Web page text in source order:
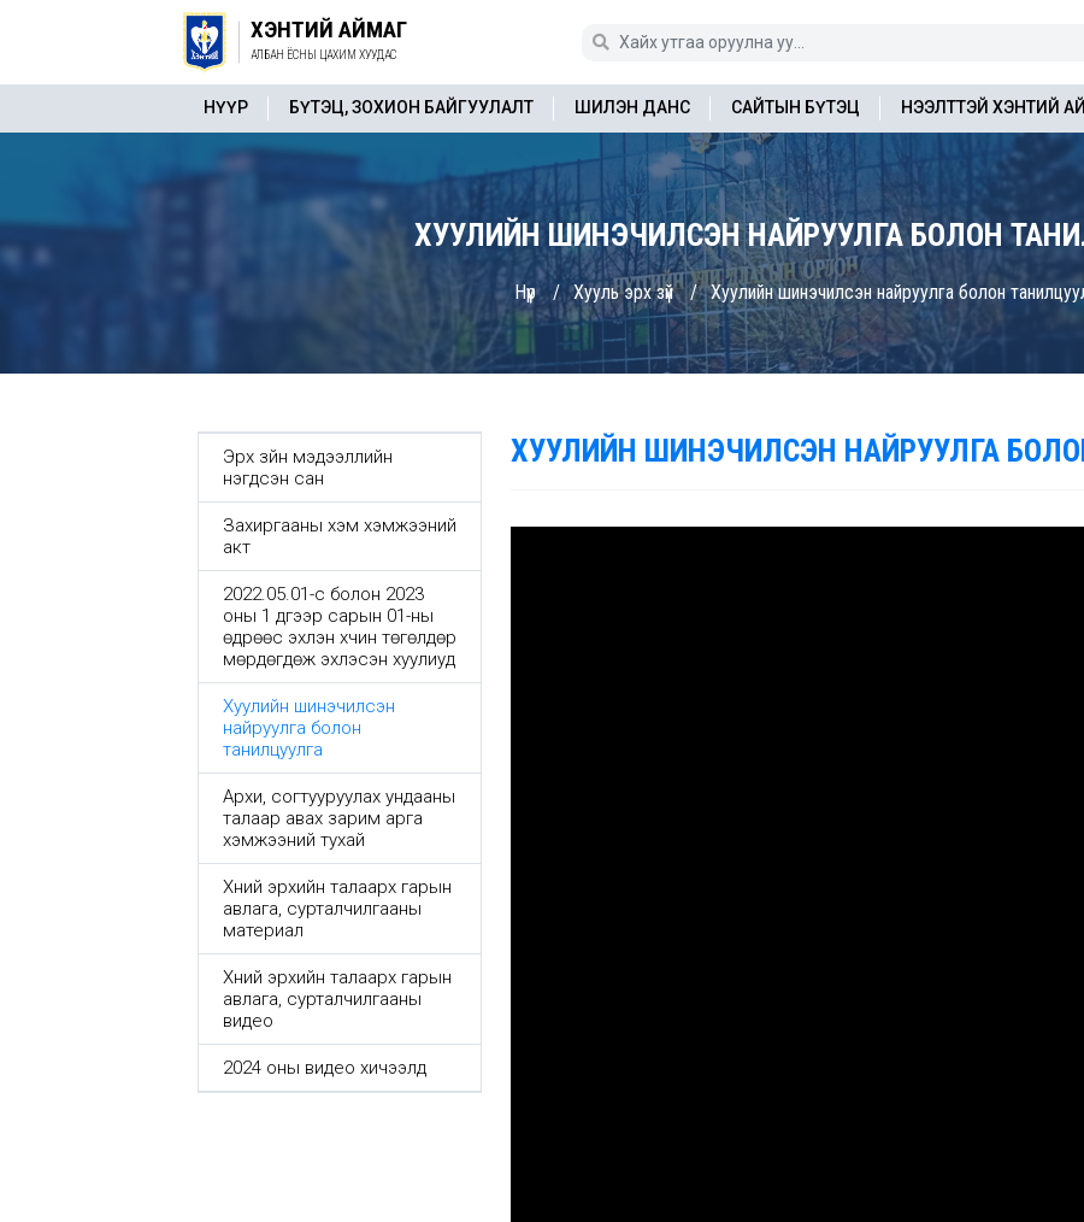
ХЭНТИЙ АЙМАГ
АЛБАН ЁСНЫ ЦАХИМ ХУУДАС
НҮҮР БҮТЭЦ, ЗОХИОН БАЙГУУЛАЛТ ШИЛЭН ДАНС САЙТЫН БҮТЭЦ НЭЭЛТТЭЙ ХЭНТИЙ
ХУУЛИЙН ШИНЭЧИЛСЭН НАЙРУУЛГА БОЛОН
Нүүр Хууль эрх зүй Хуулийн шинэчилсэн найруулга болон
Эрх зүйн мэдээллийн
нэгдсэн сан
Захиргааны хэм хэмжээний
акт
2022.05.01-с болон 2023
оны 1 дүгээр сарын 01-ны
өдрөөс эхлэн хүчин төгөлдөр
мөрдөгдөж эхлэсэн хуулиуд
Хуулийн шинэчилсэн
найруулга болон
танилцуулга
Архи, согтууруулах ундааны
талаар авах зарим арга
хэмжээний тухай
Хүний эрхийн талаарх гарын
авлага, сурталчилгааны
материал
Хүний эрхийн талаарх гарын
авлага, сурталчилгааны
видео
2024 оны видео хичээлүүд
ХУУЛИЙН ШИНЭЧИЛСЭН НАЙРУУЛГА